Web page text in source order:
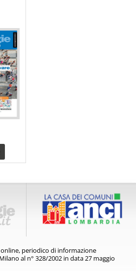
periodico di informazione
al n° 328/2002 in data 27 maggio